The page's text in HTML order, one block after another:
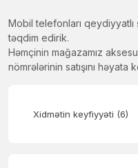
Mobil telefonları qeydiyyatlı
təqdim edirik.
Həmçinin mağazamız
nömrələrinin satışını həyata
Xidmətin keyfiyyəti (6)